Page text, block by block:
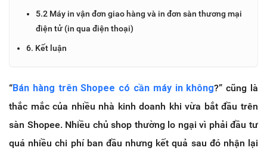
5.2 Máy in vận đơn giao hàng và in đơn sàn thương mại
điện tử (in qua điện thoại)
6. Kết luận
“Bán hàng trên Shopee có cần máy in không?” cũng là
thắc mắc của nhiều nhà kinh doanh khi vừa bắt đầu trên
sàn Shopee. Nhiều chủ shop thường lo ngại vì phải đầu tư
quá nhiều chi phí ban đầu nhưng kết quả sau đó nhận lại